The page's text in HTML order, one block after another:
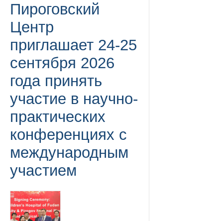
Пироговский
Центр
приглашает 24-25
сентября 2026
года принять
участие в научно-
практических
конференциях с
международным
участием